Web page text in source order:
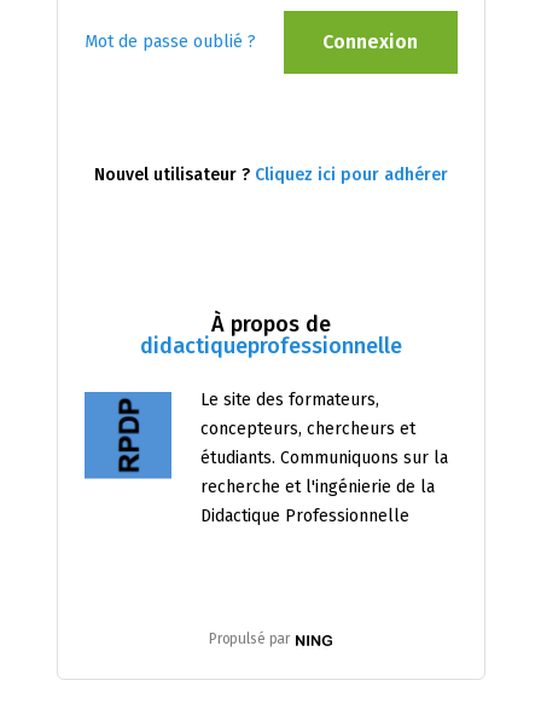
À propos de
didactiqueprofessionnelle
Le site des formateurs,
concepteurs, chercheurs et
étudiants. Communiquons sur la
recherche et l'ingénierie de la
Didactique Professionnelle
Propulsé par
Mot de passe oublié ? Connexion
Nouvel utilisateur ? Cliquez ici pour adhérer